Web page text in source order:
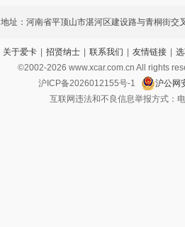
地址：河南省平顶山市湛河区建设路与青桐街交
关于爱卡 | 招贤纳士 | 联系我们 | 友情链接 |
©2002-2026 www.xcar.com.cn All rights
沪ICP备2026012155号-1
沪公网
互联网违法和不良信息举报方式：